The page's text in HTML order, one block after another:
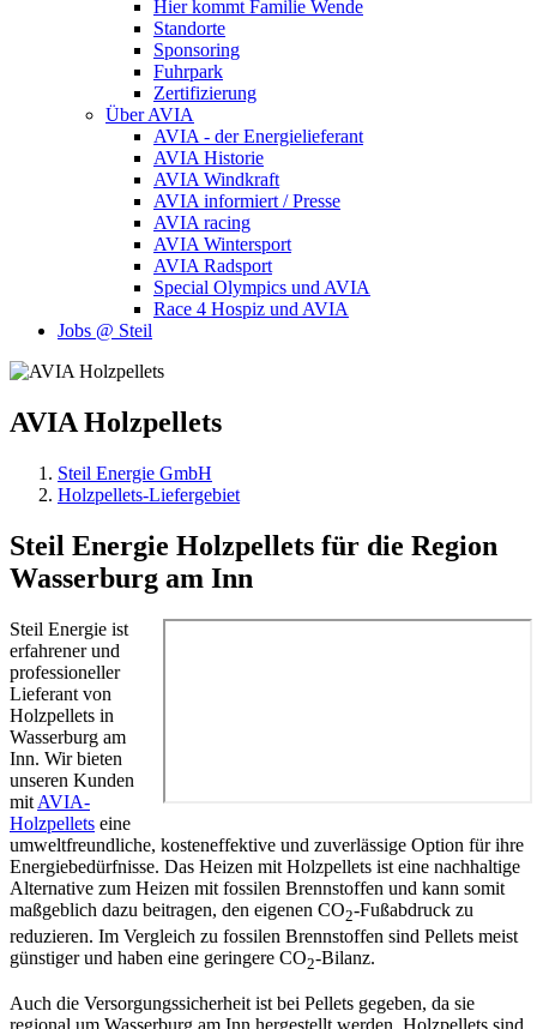
Hier kommt Familie Wende
Standorte
Sponsoring
Fuhrpark
Zertifizierung
Über AVIA
AVIA - der Energielieferant
AVIA Historie
AVIA Windkraft
AVIA informiert / Presse
AVIA racing
AVIA Wintersport
AVIA Radsport
Special Olympics und AVIA
Race 4 Hospiz und AVIA
Jobs @ Steil
AVIA Holzpellets
Steil Energie GmbH
Holzpellets-Liefergebiet
Steil Energie Holzpellets für die Region
Wasserburg am Inn
Steil Energie ist
erfahrener und
professioneller
Lieferant von
Holzpellets in
Wasserburg am
Inn. Wir bieten
unseren Kunden
mit AVIA-
Holzpellets eine
umweltfreundliche, kosteneffektive und zuverlässige Option für ihre
Energiebedürfnisse. Das Heizen mit Holzpellets ist eine nachhaltige
Alternative zum Heizen mit fossilen Brennstoffen und kann somit
maßgeblich dazu beitragen, den eigenen CO2-Fußabdruck zu
reduzieren. Im Vergleich zu fossilen Brennstoffen sind Pellets meist
günstiger und haben eine geringere CO2-Bilanz.
Auch die Versorgungssicherheit ist bei Pellets gegeben, da sie
regional um Wasserburg am Inn hergestellt werden. Holzpellets sind